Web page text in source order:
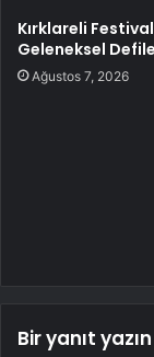
Kırklareli
Geleneksel Defile
Ağustos 7, 2026
Bir yanıt yazın